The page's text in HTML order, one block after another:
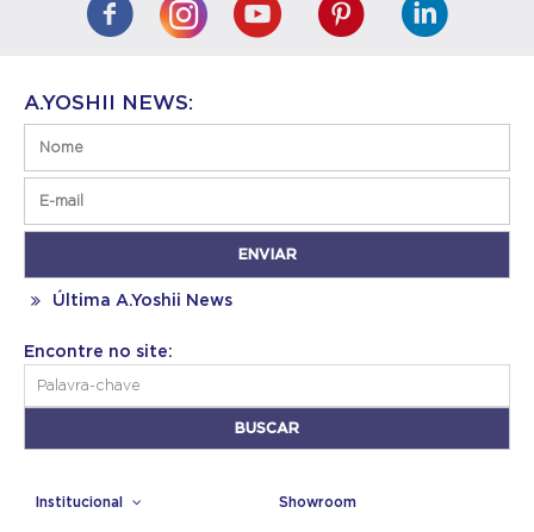
A.YOSHII NEWS:
Última A.Yoshii News
Encontre no site:
Institucional Showroom